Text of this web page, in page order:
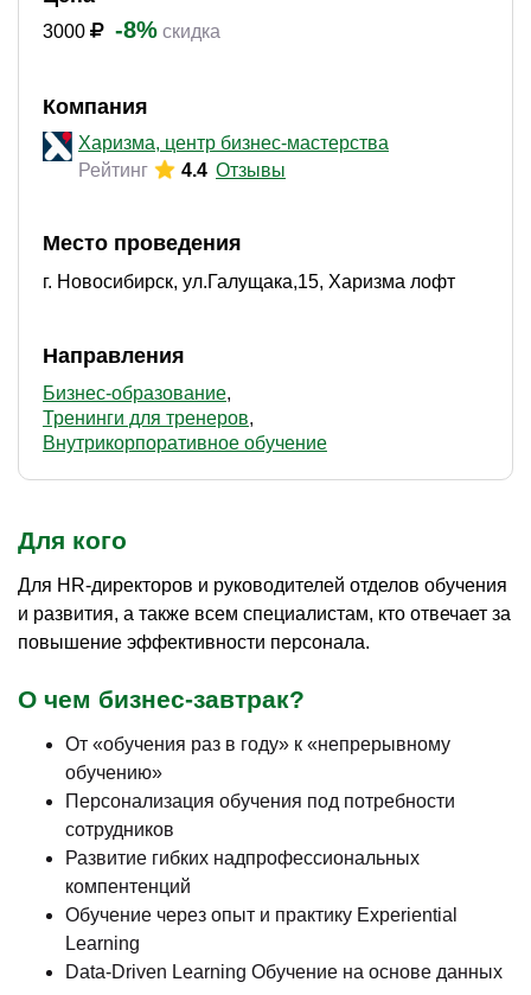
3000 -8% скидка
Компания
Харизма, центр бизнес-мастерства
Рейтинг
4.4 Отзывы
Место проведения
г. Новосибирск, ул.Галущака,15, Харизма лофт
Направления
Бизнес-образование
Тренинги для тренеров
Внутрикорпоративное обучение
Для кого
Для HR-директоров и руководителей отделов обучения
и развития, а также всем специалистам, кто отвечает за
повышение эффективности персонала.
О чем бизнес-завтрак?
От «обучения раз в году» к «непрерывному
обучению»
Персонализация обучения под потребности
сотрудников
Развитие гибких надпрофессиональных
компентенций
Обучение через опыт и практику Experiential
Learning
Data-Driven Learning Обучение на основе данных